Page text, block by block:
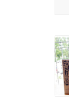
이
된
“사
미